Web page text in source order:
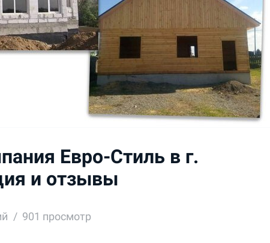
Евро-Стиль в г.
и отзывы
901 просмотр